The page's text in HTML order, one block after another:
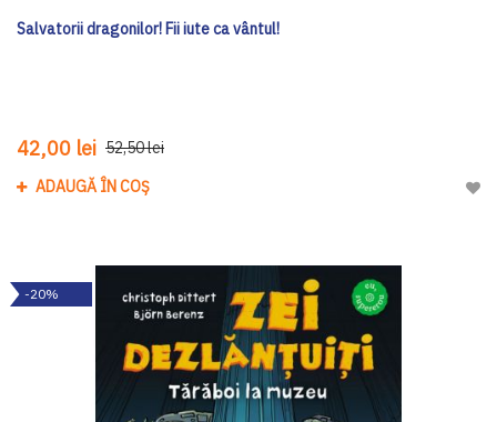
Salvatorii dragonilor! Fii iute ca vântul!
42,00 lei 52,50 lei
ADAUGĂ ÎN COȘ
-20%